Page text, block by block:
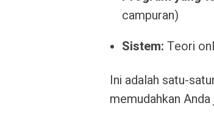
campuran)
Sistem: Teori
Ini adalah satu-
memudahkan